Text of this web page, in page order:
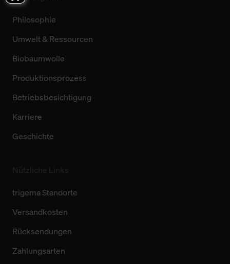
Philosophie
Umwelt & Ressourcen
Biobaumwolle
Produktionsprozess
Betriebsbesichtigung
Karriere
Geschichte
trigema Standorte
Versandkosten
Rücksendungen
Zahlungsarten